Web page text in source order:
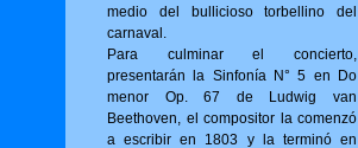
medio del bullicioso torbellino del
carnaval.
Para culminar el concierto,
presentarán la Sinfonía N° 5 en Do
menor Op. 67 de Ludwig van
Beethoven, el compositor la comenzó
a escribir en 1803 y la terminó en